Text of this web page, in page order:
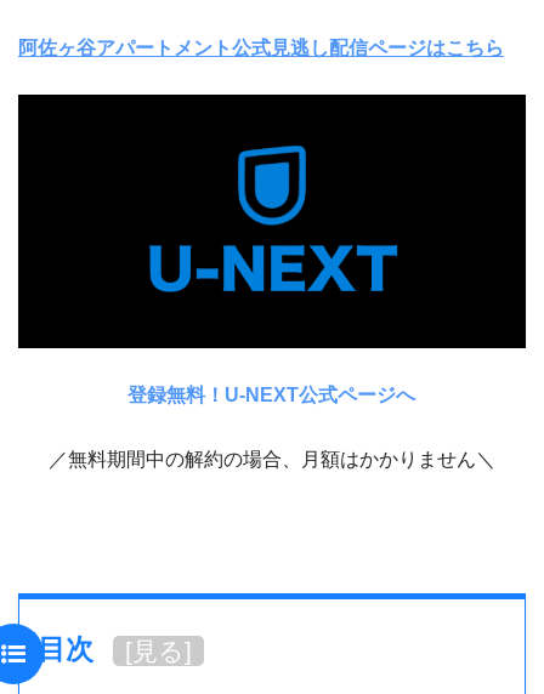
阿佐ヶ谷アパートメント公式見逃し配信ページはこちら
登録無料！U-NEXT公式ページへ
／無料期間中の解約の場合、月額はかかりません＼
目次 [見る]